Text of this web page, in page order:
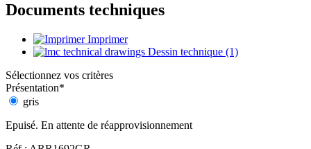
Documents techniques
Imprimer
Dessin technique (1)
Sélectionnez vos critères
Présentation*
gris
Epuisé. En attente de réapprovisionnement